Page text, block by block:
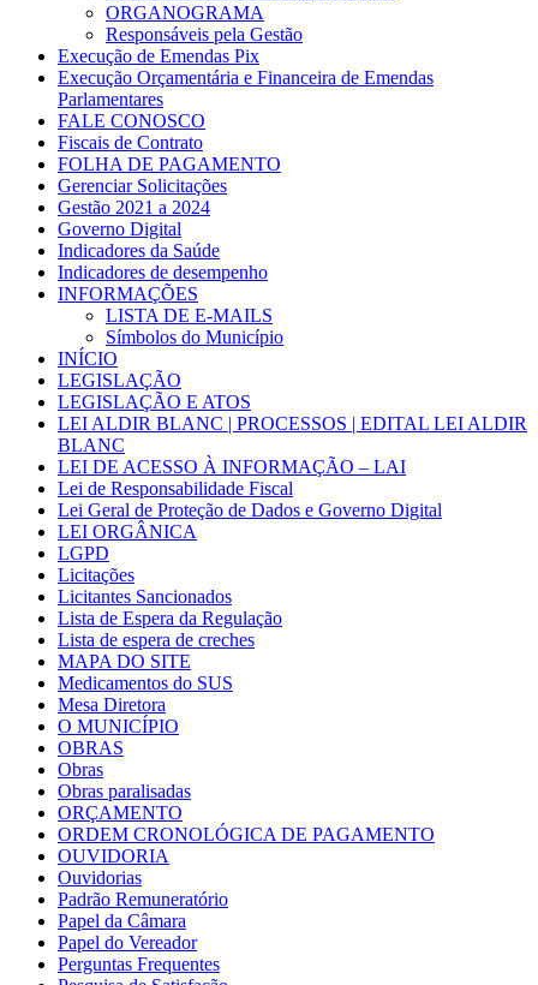
ORGANOGRAMA
Responsáveis pela Gestão
Execução de Emendas Pix
Execução Orçamentária e Financeira de Emendas
Parlamentares
FALE CONOSCO
Fiscais de Contrato
FOLHA DE PAGAMENTO
Gerenciar Solicitações
Gestão 2021 a 2024
Governo Digital
Indicadores da Saúde
Indicadores de desempenho
INFORMAÇÕES
LISTA DE E-MAILS
Símbolos do Município
INÍCIO
LEGISLAÇÃO
LEGISLAÇÃO E ATOS
LEI ALDIR BLANC | PROCESSOS | EDITAL LEI ALDIR
BLANC
LEI DE ACESSO À INFORMAÇÃO – LAI
Lei de Responsabilidade Fiscal
Lei Geral de Proteção de Dados e Governo Digital
LEI ORGÂNICA
LGPD
Licitações
Licitantes Sancionados
Lista de Espera da Regulação
Lista de espera de creches
MAPA DO SITE
Medicamentos do SUS
Mesa Diretora
O MUNICÍPIO
OBRAS
Obras
Obras paralisadas
ORÇAMENTO
ORDEM CRONOLÓGICA DE PAGAMENTO
OUVIDORIA
Ouvidorias
Padrão Remuneratório
Papel da Câmara
Papel do Vereador
Perguntas Frequentes